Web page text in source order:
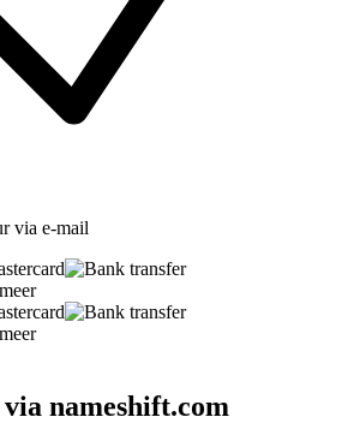
via e-mail
nameshift.com